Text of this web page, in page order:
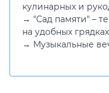
кулинарных и
→ "Сад памяти" –
на удобных грядках
→ Музыкальные